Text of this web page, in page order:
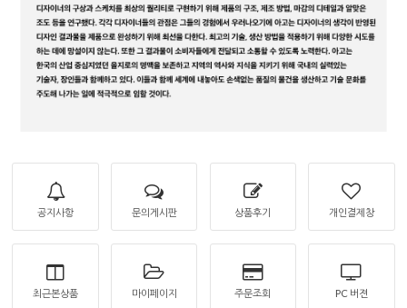
공지사항 문의게시판 상품후기 개인결제창
최근본상품 마이페이지 주문조회 PC 버젼